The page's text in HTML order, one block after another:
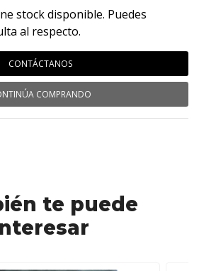
stock disponible. Puedes
al respecto.
CONTÁCTANOS
COMPRANDO
te puede